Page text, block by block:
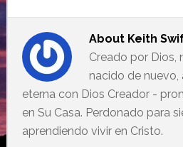
About Keith
Creado por Dios,
nacido de
eterna con Dios Creador -
en Su Casa. Perdonado para
aprendiendo vivir en Cristo.